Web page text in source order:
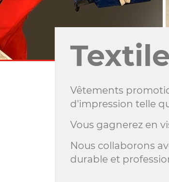
Vêtements
d'impression telle
Vous gagnerez en
Nous collaborons
durable et